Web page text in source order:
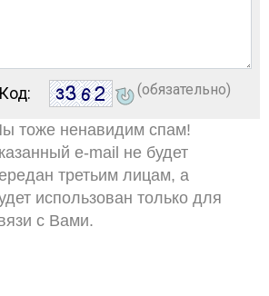
Код: (обязательно)
тоже ненавидим спам!
e-mail не будет
третьим лицам, а
использован только для
с Вами.